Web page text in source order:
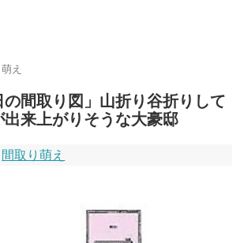
え
の間取り図」山折り谷折りして
来上がりそうな大豪邸
間取り萌え